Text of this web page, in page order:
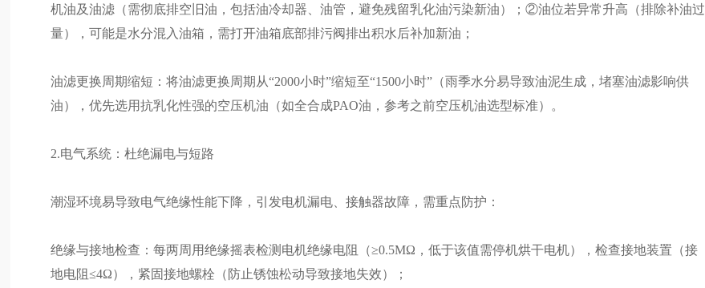
机油及油滤（需彻底排空旧油，包括油冷却器、油管，避免残留乳化油污染新油）；②油位若异常升高（排除补油过
量），可能是水分混入油箱，需打开油箱底部排污阀排出积水后补加新油；
油滤更换周期缩短：将油滤更换周期从“2000小时”缩短至“1500小时”（雨季水分易导致油泥生成，堵塞油滤影响供
油），优先选用抗乳化性强的空压机油（如全合成PAO油，参考之前空压机油选型标准）。
2.电气系统：杜绝漏电与短路
潮湿环境易导致电气绝缘性能下降，引发电机漏电、接触器故障，需重点防护：
绝缘与接地检查：每两周用绝缘摇表检测电机绝缘电阻（≥0.5MΩ，低于该值需停机烘干电机），检查接地装置（接
地电阻≤4Ω），紧固接地螺栓（防止锈蚀松动导致接地失效）；